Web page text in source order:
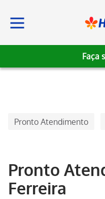
Faça
Pronto Atendimento
Pronto
Ferreira